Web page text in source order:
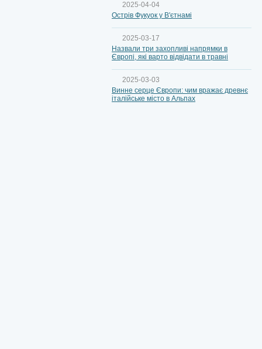
2025-04-04
Острів Фукуок у В'єтнамі
2025-03-17
Назвали три захопливі напрямки в
Європі, які варто відвідати в травні
2025-03-03
Винне серце Європи: чим вражає древнє
італійське місто в Альпах